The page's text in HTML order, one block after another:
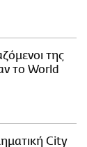
της
το World
City